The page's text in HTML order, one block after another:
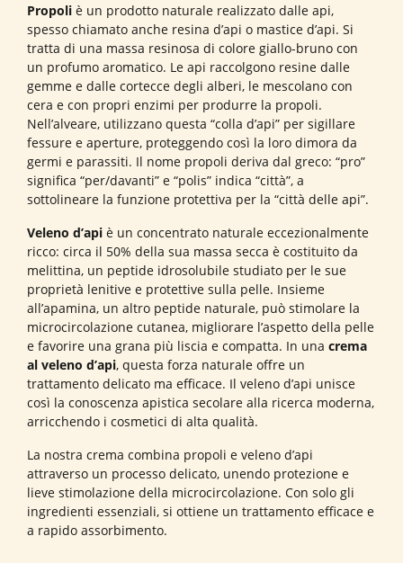
Propoli è un prodotto naturale realizzato dalle api,
spesso chiamato anche resina d’api o mastice d’api. Si
tratta di una massa resinosa di colore giallo-bruno con
un profumo aromatico. Le api raccolgono resine dalle
gemme e dalle cortecce degli alberi, le mescolano con
cera e con propri enzimi per produrre la propoli.
Nell’alveare, utilizzano questa “colla d’api” per sigillare
fessure e aperture, proteggendo così la loro dimora da
germi e parassiti. Il nome propoli deriva dal greco: “pro”
significa “per/davanti” e “polis” indica “città”, a
sottolineare la funzione protettiva per la “città delle api”.
Veleno d’api è un concentrato naturale eccezionalmente
ricco: circa il 50% della sua massa secca è costituito da
melittina, un peptide idrosolubile studiato per le sue
proprietà lenitive e protettive sulla pelle. Insieme
all’apamina, un altro peptide naturale, può stimolare la
microcircolazione cutanea, migliorare l’aspetto della pelle
e favorire una grana più liscia e compatta. In una crema
al veleno d’api, questa forza naturale offre un
trattamento delicato ma efficace. Il veleno d’api unisce
così la conoscenza apistica secolare alla ricerca moderna,
arricchendo i cosmetici di alta qualità.
La nostra crema combina propoli e veleno d’api
attraverso un processo delicato, unendo protezione e
lieve stimolazione della microcircolazione. Con solo gli
ingredienti essenziali, si ottiene un trattamento efficace e
a rapido assorbimento.